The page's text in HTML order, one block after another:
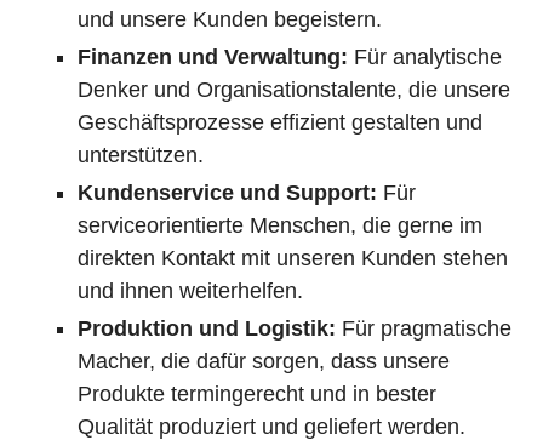
und unsere Kunden begeistern.
Finanzen und Verwaltung: Für analytische
Denker und Organisationstalente, die unsere
Geschäftsprozesse effizient gestalten und
unterstützen.
Kundenservice und Support: Für
serviceorientierte Menschen, die gerne im
direkten Kontakt mit unseren Kunden stehen
und ihnen weiterhelfen.
Produktion und Logistik: Für pragmatische
Macher, die dafür sorgen, dass unsere
Produkte termingerecht und in bester
Qualität produziert und geliefert werden.